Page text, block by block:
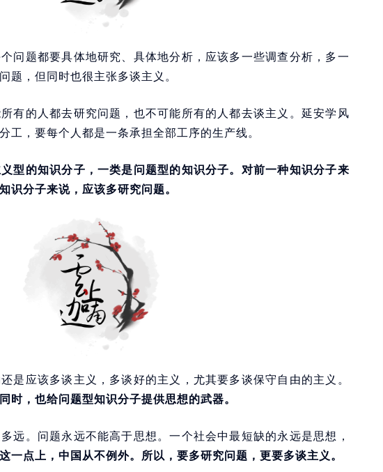
问题都要具体地研究、具体地分析，应该多一些调查分析，多一
题，但同时也很主张多谈主义。
有的人都去研究问题，也不可能所有的人都去谈主义。延安学风
工，要每个人都是一条承担全部工序的生产线。
型的知识分子，一类是问题型的知识分子。对前一种知识分子来
识分子来说，应该多研究问题。
是应该多谈主义，多谈好的主义，尤其要多谈保守自由的主义。
时，也给问题型知识分子提供思想的武器。
远。问题永远不能高于思想。一个社会中最短缺的永远是思想，
这一点上，中国从不例外。所以，要多研究问题，更要多谈主义。